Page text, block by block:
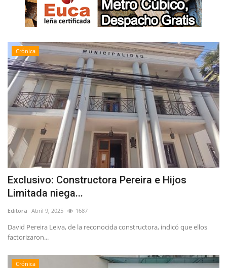
Crónica
Exclusivo: Constructora Pereira e Hijos
Limitada niega...
Editora Abril 9, 2025 1687
David Pereira Leiva, de la reconocida constructora, indicó que ellos
factorizaron...
Crónica